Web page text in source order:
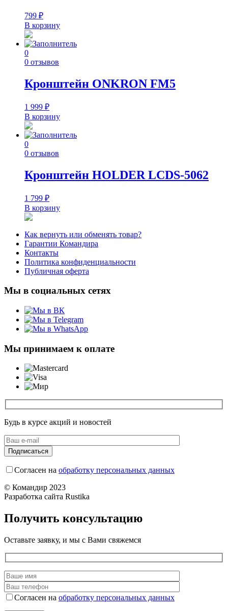
799 ₽
В корзину
0
0 отзывов
Кронштейн ONKRON FM5
1 999 ₽
В корзину
0
0 отзывов
Кронштейн HOLDER LCDS-5062
1 799 ₽
В корзину
Как вернуть или обменять товар?
Гарантии Командира
Контакты
Политика конфиденциальности
Публичная оферта
Мы в социальных сетях
Мы принимаем к оплате
Будь в курсе акций и новостей
Согласен на обработку персональных данных
© Командир 2023
Разработка сайта Rustika
Получить консультацию
Оставьте заявку, и мы с Вами свяжемся
Согласен на обработку персональных данных